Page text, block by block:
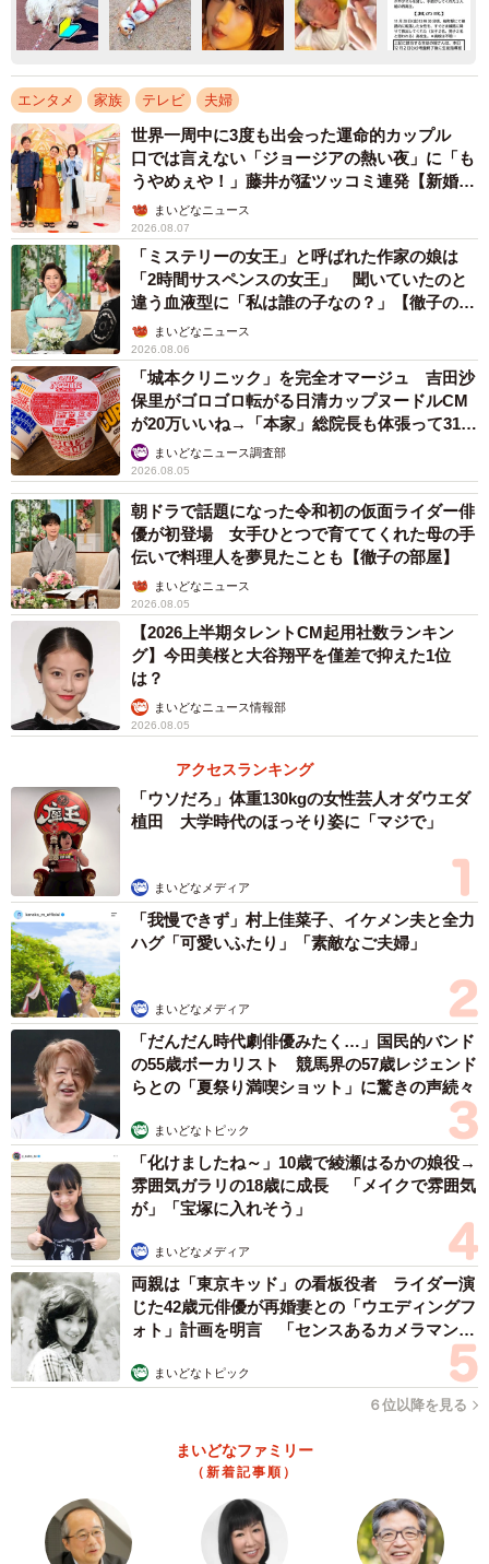
エンタメ 家族 テレビ 夫婦
世界一周中に3度も出会った運命的カップル
口では言えない「ジョージアの熱い夜」に「も
うやめぇや！」藤井が猛ツッコミ連発【新婚さ
ん】まいどなニュース
2026.08.07
「ミステリーの女王」と呼ばれた作家の娘は
「2時間サスペンスの女王」 聞いていたのと
違う血液型に「私は誰の子なの？」【徹子の部
屋】まいどなニュース
2026.08.06
「城本クリニック」を完全オマージュ 吉田沙
保里がゴロゴロ転がる日清カップヌードルCM
が20万いいね→「本家」総院長も体張って31万
いいねまいどなニュース調査部
2026.08.05
朝ドラで話題になった令和初の仮面ライダー俳
優が初登場 女手ひとつで育ててくれた母の手
伝いで料理人を夢見たことも【徹子の部屋】
まいどなニュース
2026.08.05
【2026上半期タレントCM起用社数ランキン
グ】今田美桜と大谷翔平を僅差で抑えた1位
は？
まいどなニュース情報部
2026.08.05
アクセスランキング
「ウソだろ」体重130kgの女性芸人オダウエダ
植田 大学時代のほっそり姿に「マジで」
まいどなメディア
「我慢できず」村上佳菜子、イケメン夫と全力
ハグ「可愛いふたり」「素敵なご夫婦」
まいどなメディア
「だんだん時代劇俳優みたく…」国民的バンド
の55歳ボーカリスト 競馬界の57歳レジェンド
らとの「夏祭り満喫ショット」に驚きの声続々
まいどなトピック
「化けましたね～」10歳で綾瀬はるかの娘役→
雰囲気ガラリの18歳に成長 「メイクで雰囲気
が」「宝塚に入れそう」
まいどなメディア
両親は「東京キッド」の看板役者 ライダー演
じた42歳元俳優が再婚妻との「ウエディングフ
ォト」計画を明言 「センスあるカメラマン求
まいどなトピック
６位以降を見る
まいどなファミリー
（新着記事順）